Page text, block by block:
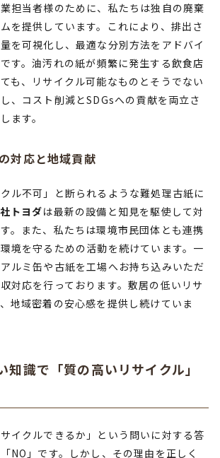
担当者様のために、私たちは独自の廃棄
を提供しています。これにより、排出さ
を可視化し、最適な分別方法をアドバイ
す。油汚れの紙が頻繁に発生する飲食店
も、リサイクル可能なものとそうでない
、コスト削減とSDGsへの貢献を両立さ
ます。
対応と地域貢献
ル不可」と断られるような難処理古紙に
トヨダは最新の設備と知見を駆使して対
。また、私たちは環境市民団体とも連携
境を守るための活動を続けています。一
ルミ缶や古紙を工場へお持ち込みいただ
対応を行っております。敷居の低いリサ
地域密着の安心感を提供し続けていま
知識で「質の高いリサイクル」
サイクルできるか」という問いに対する答
NO」です。しかし、その理由を正しく